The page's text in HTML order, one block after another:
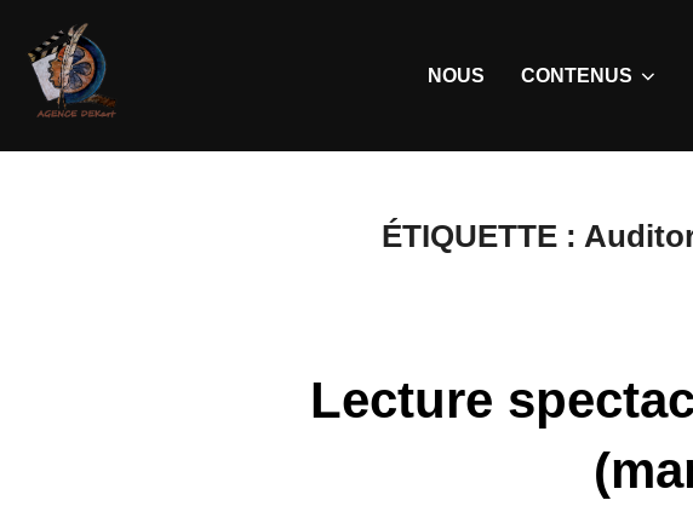
NOUS CONTENUS
ÉTIQUETTE :
Lecture